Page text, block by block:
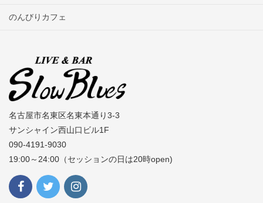
のんびりカフェ
名古屋市名東区名東本通り3-3
サンシャイン西山口ビル1F
090-4191-9030
19:00～24:00（セッションの日は20時open)